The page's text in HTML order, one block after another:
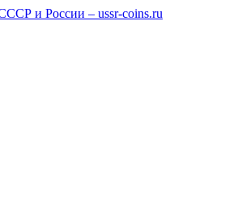
и России – ussr-coins.ru